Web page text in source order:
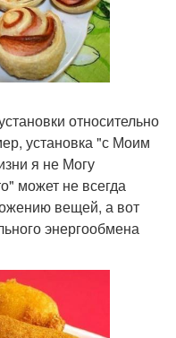
относительно
установка "с Моим
я не Могу
может не всегда
вещей, а вот
энергообмена